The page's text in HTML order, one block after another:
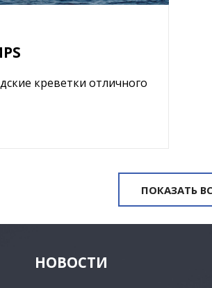
креветки отличного
ПОКАЗАТЬ
НОВОСТИ